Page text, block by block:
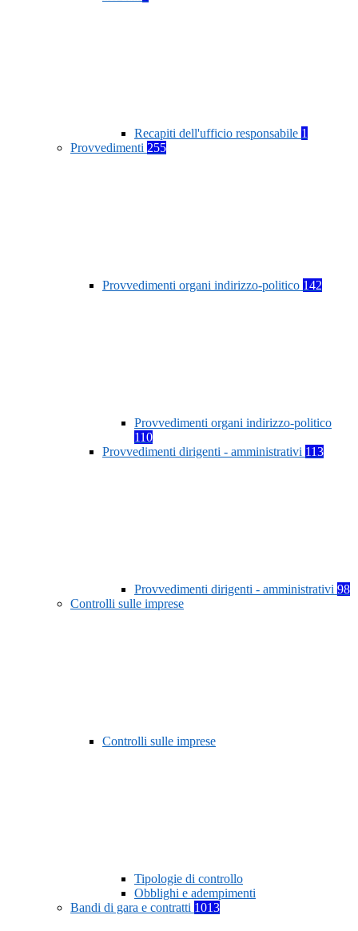
Recapiti dell'ufficio responsabile 1
Provvedimenti 255
Provvedimenti organi indirizzo-politico 142
Provvedimenti organi indirizzo-politico
110
Provvedimenti dirigenti - amministrativi 113
Provvedimenti dirigenti - amministrativi 98
Controlli sulle imprese
Controlli sulle imprese
Tipologie di controllo
Obblighi e adempimenti
Bandi di gara e contratti 1013